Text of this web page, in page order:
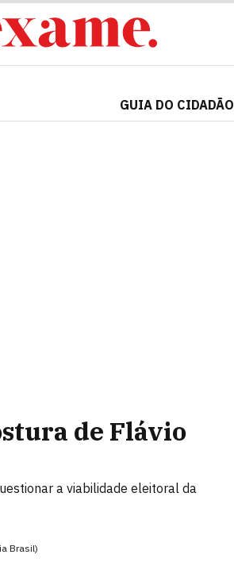
GUIA DO CIDADÃO
de Flávio
a viabilidade eleitoral da
Brasil)